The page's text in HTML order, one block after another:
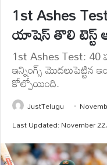
1st Ashes
యాషెస్ తొలి టెస్ట్
1st Ashes Test:
ఇన్నింగ్స్ మొదలుపెట్టిన
కోల్పోయింది.
JustTelugu
Last Updated: November